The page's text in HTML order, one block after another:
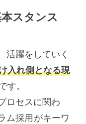
スタンス
活躍をしていく
入れ側となる現
す。
ロセスに関わ
ム採用がキーワ